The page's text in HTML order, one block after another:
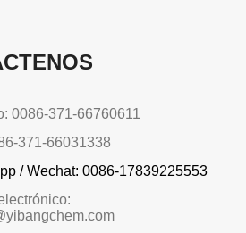
0086-371-66760611
371-66031338
/ Wechat: 0086-17839225553